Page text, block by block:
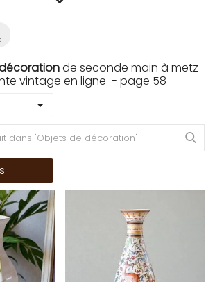
de seconde main à metz
vintage en ligne - page 58